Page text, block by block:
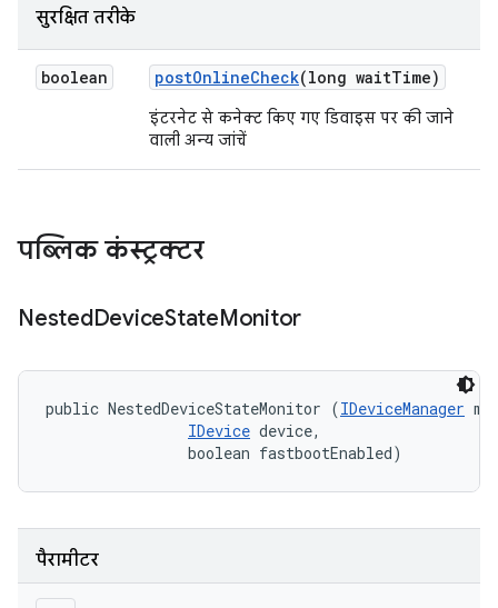
सुरक्षित तरीके
boolean postOnlineCheck(long waitTime)
इंटरनेट से कनेक्ट किए गए डिवाइस पर की जाने
वाली अन्य जांचें
पब्लिक कंस्ट्रक्टर
NestedDeviceStateMonitor
public NestedDeviceStateMonitor (IDeviceManager
IDevice device,
                boolean fastbootEnabled)
पैरामीटर